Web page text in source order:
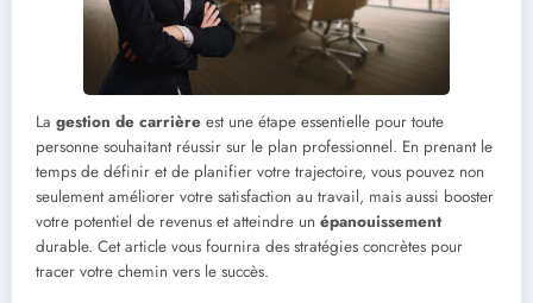
La gestion de carrière est une étape essentielle pour toute
personne souhaitant réussir sur le plan professionnel. En prenant le
temps de définir et de planifier votre trajectoire, vous pouvez non
seulement améliorer votre satisfaction au travail, mais aussi booster
votre potentiel de revenus et atteindre un épanouissement
durable. Cet article vous fournira des stratégies concrètes pour
tracer votre chemin vers le succès.